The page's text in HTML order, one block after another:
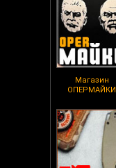
Магазин
ОПЕРМАЙКИ